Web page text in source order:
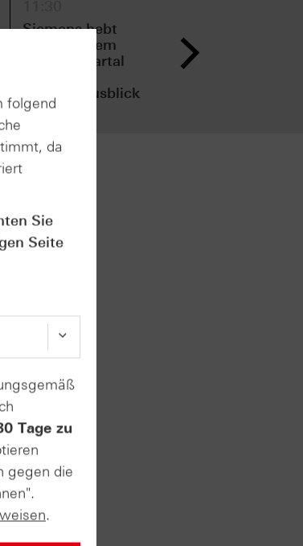
Siemens hebt
nach starkem
dritten Quartal
Ergebnisausblick
an
05
folgend
da
Sie
Seite
Tage zu
gegen die
.